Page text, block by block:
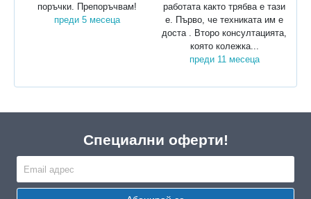
поръчки. Препоръчвам!
преди 5 месеца
работата както трябва е тази
е. Първо, че техниката им е
доста . Второ консултацията,
която колежка...
преди 11 месеца
Специални оферти!